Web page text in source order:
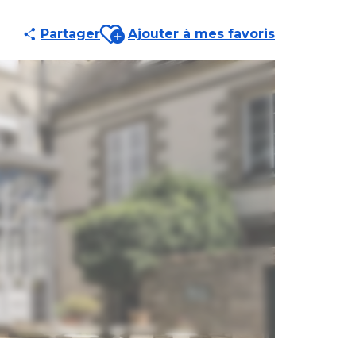
PartagerAjouter aux favoris
Ajouter à mes favoris